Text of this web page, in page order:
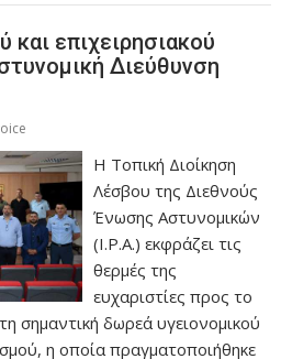
και επιχειρησιακού
Διεύθυνση
Η Τοπική Διοίκηση
Λέσβου της Διεθνούς
Ένωσης Αστυνομικών
(Ι.Ρ.Α.) εκφράζει τις
θερμές της
ευχαριστίες προς το
σημαντική δωρεά υγειονομικού
η οποία πραγματοποιήθηκε